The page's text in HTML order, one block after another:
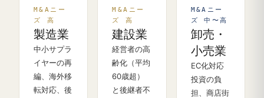
M&Aニー
ズ 高
製造業
中小サプラ
イヤーの再
編、海外移
転対応、後
M&Aニー
ズ 高
建設業
経営者の高
齢化（平均
60歳超）
と後継者不
M&Aニー
ズ 中〜高
卸売・
小売業
EC化対応
投資の負
担、商店街